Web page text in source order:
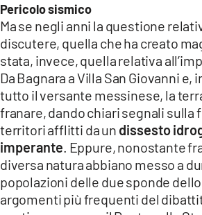
Pericolo sismico
Ma se negli anni la questione
discutere, quella che ha creato
stata, invece, quella relativa
Da Bagnara a Villa San Giovanni e,
tutto il versante messinese, la
franare, dando chiari segnali sulla
territori afflitti da un dissesto
imperante . Eppure, nonostante
diversa natura abbiano messo a
popolazioni delle due sponde
argomenti più frequenti del